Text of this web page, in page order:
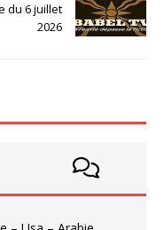
du 6 juillet
2026